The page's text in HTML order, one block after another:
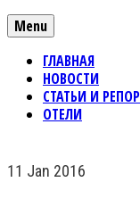
Menu
ГЛАВНАЯ
НОВОСТИ
СТАТЬИ И
ОТЕЛИ
11 Jan 2016